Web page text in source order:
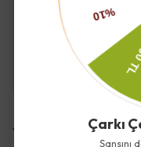
SERVET
Orjinal Salep Doğal
SahlepÇarkı
Şansını